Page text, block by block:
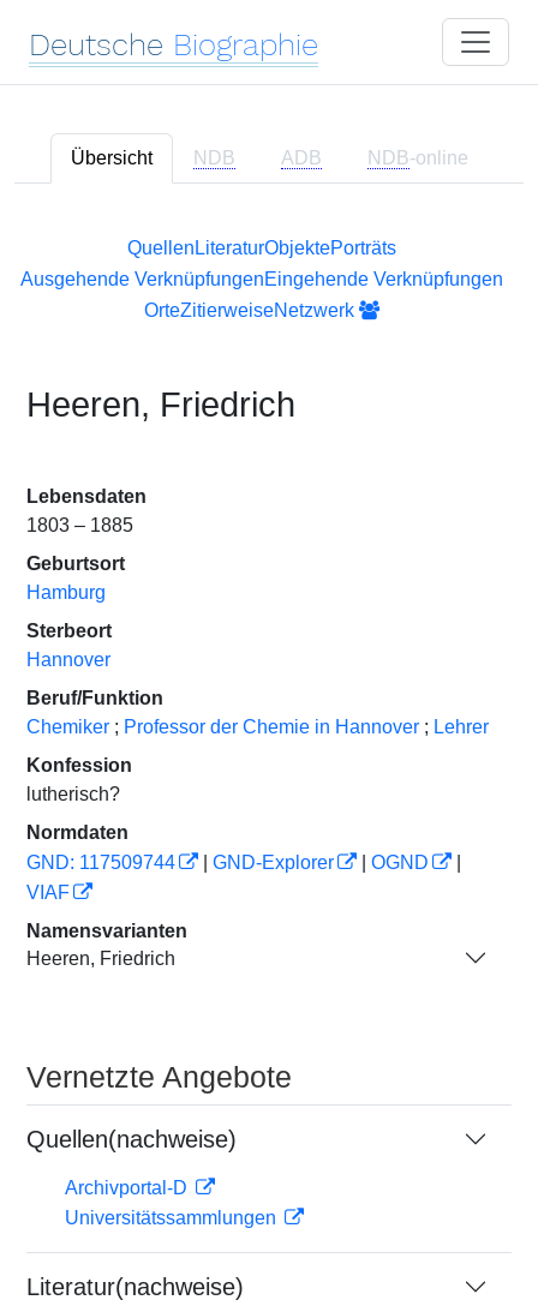
Deutsche Biographie
Übersicht NDB ADB NDB-online
Quellen LiteraturObjektePorträts
Ausgehende VerknüpfungenEingehende Verknüpfungen
OrteZitierweiseNetzwerk
Heeren, Friedrich
Lebensdaten
1803 – 1885
Geburtsort
Hamburg
Sterbeort
Hannover
Beruf/Funktion
Chemiker ; Professor der Chemie in Hannover ; Lehrer
Konfession
lutherisch?
Normdaten
GND: 117509744
GND-Explorer OGND
VIAF
Namensvarianten
Heeren, Friedrich
Vernetzte Angebote
Quellen(nachweise)
Archivportal-D
Universitätssammlungen
Literatur(nachweise)